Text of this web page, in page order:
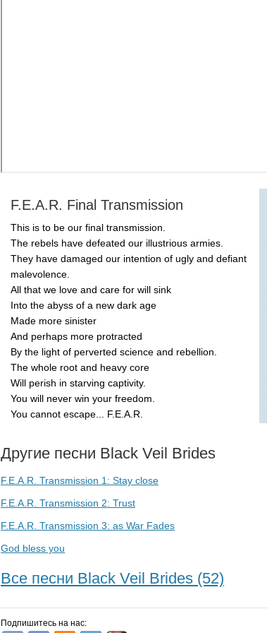
F.E.A.R. Final Transmission
This is to be our final transmission
The rebels have defeated our illustrious armies
They have damaged our intention of ugly and defiant
malevolence
All that we love and care for will sink
Into the abyss of a new dark age
Made more sinister
And perhaps more protracted
By the light of perverted science and rebellion
The whole root and heavy core
Will perish in starving captivity.
You will never win your freedom
You cannot escape F. E A R
Другие песни Black Veil Brides
F.E.A.R. Transmission 1: Stay close
F.E.A.R. Transmission 2: Trust
F.E.A.R. Transmission 3: as War Fades
God bless you
Все песни Black Veil Brides (52)
Подпишитесь на нас: